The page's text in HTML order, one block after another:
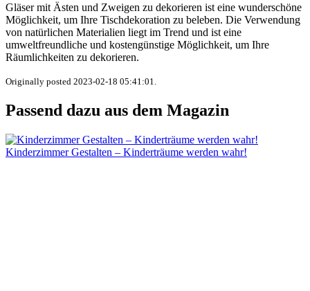
Gläser mit Ästen und Zweigen zu dekorieren ist eine wunderschöne
Möglichkeit, um Ihre Tischdekoration zu beleben. Die Verwendung
von natürlichen Materialien liegt im Trend und ist eine
umweltfreundliche und kostengünstige Möglichkeit, um Ihre
Räumlichkeiten zu dekorieren.
Originally posted 2023-02-18 05:41:01.
Passend dazu aus dem Magazin
Kinderzimmer Gestalten – Kinderträume werden wahr!